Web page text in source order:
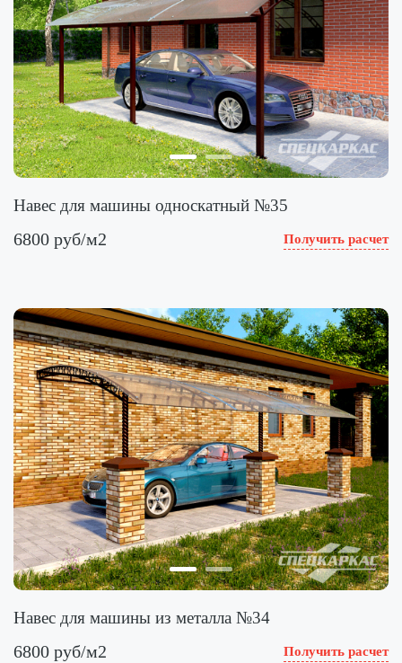
Навес для машины односкатный №35
6800 руб/м2 Получить расчет
Навес для машины из металла №34
6800 руб/м2 Получить расчет